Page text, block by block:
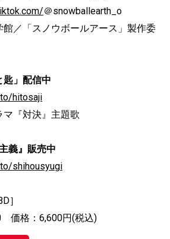
＠snowballearth_o
／「スノウボールアース」製作委
匙」配信中
hitosaji
マ『対決』主題歌
義』販売中
shihousyugi
］
価格：6,600円(税込)